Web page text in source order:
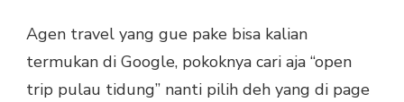
Agen travel yang gue pake bisa kalian
termukan di Google, pokoknya cari aja “open
trip pulau tidung” nanti pilih deh yang di page